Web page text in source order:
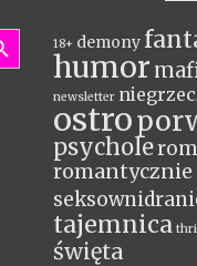
18+ demony
humor
newsletter
ostro
psychole
romantycznie
tajemnica
święta